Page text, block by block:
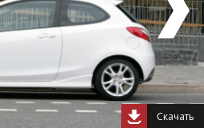
Скачать